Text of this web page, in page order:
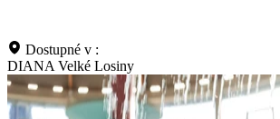
Dostupné v :
DIANA Velké Losiny